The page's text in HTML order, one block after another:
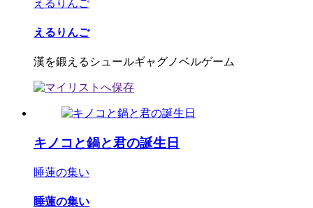
えるりんご
えるりんご
漢を鍛えるシュールギャグノベルゲーム
キノコと鍋と君の誕生日
睡蓮の集い
睡蓮の集い